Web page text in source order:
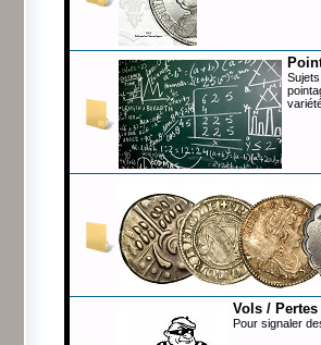
Vols / Pertes
Pour signaler